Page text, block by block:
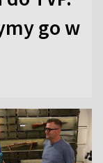
go w